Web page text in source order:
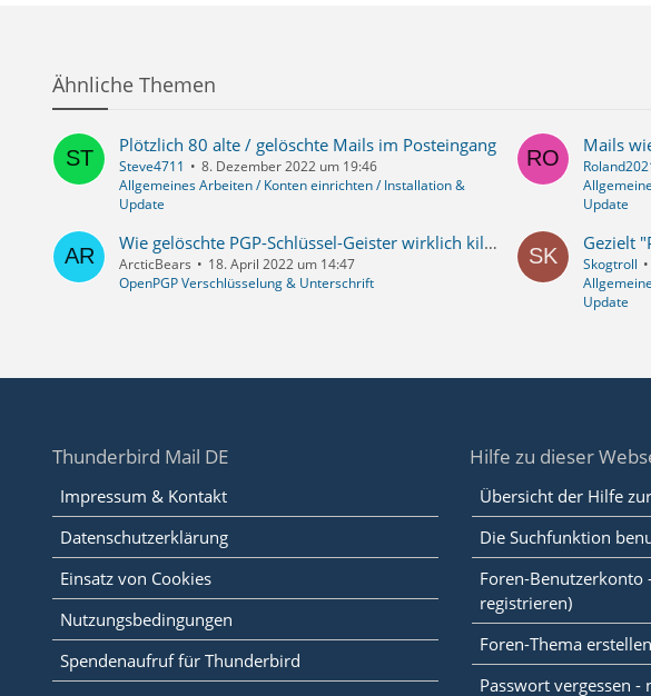
Ähnliche Themen
Plötzlich 80 alte / gelöschte Mails im Posteingang
Steve4711
8. Dezember 2022 um 19:46
Allgemeines Arbeiten / Konten einrichten / Installation &
Update
Mails
Update
Wie gelöschte PGP-Schlüssel-Geister wirklich killen?
ArcticBears
18. April 2022 um 14:47
OpenPGP Verschlüsselung & Unterschrift
Skogtroll
Update
Thunderbird Mail DE
Impressum & Kontakt
Datenschutzerklärung
Einsatz von Cookies
Nutzungsbedingungen
Spendenaufruf für Thunderbird
Hilfe zu dieser
Übersicht der Hilfe
Die Suchfunktion
Foren-Benutzerkonto
registrieren)
Foren-Thema
Passwort vergessen -